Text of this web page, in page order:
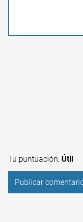
Tu puntuación: Útil